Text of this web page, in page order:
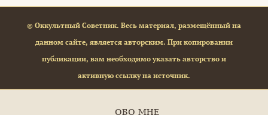
© Оккультный Советник. Весь материал, размещённый на
данном сайте, является авторским. При копировании
публикации, вам необходимо указать авторство и
активную ссылку на источник.
ОБО МНЕ